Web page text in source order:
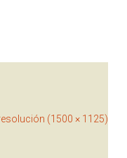
(1500 × 1125)